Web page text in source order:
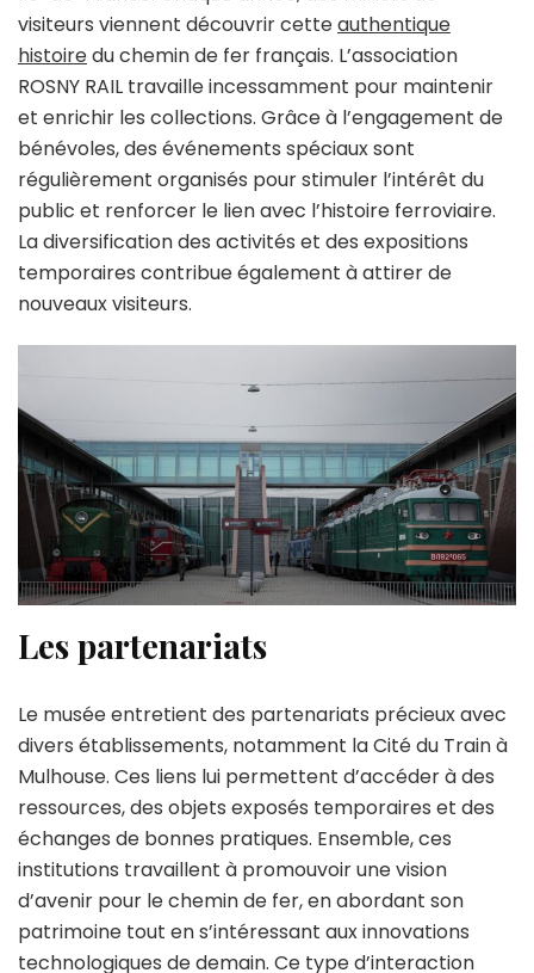
visiteurs viennent découvrir cetteauthentique
histoiredu chemin de fer français. L’association
ROSNY RAIL travaille incessamment pour maintenir
et enrichir les collections. Grâce à l’engagement de
bénévoles, des événements spéciaux sont
régulièrement organisés pour stimuler l’intérêt du
public et renforcer le lien avec l’histoire ferroviaire.
La diversification des activités et des expositions
temporaires contribue également à attirer de
nouveaux visiteurs.
Les partenariats
Le musée entretient des partenariats précieux avec
divers établissements, notamment la Cité du Train à
Mulhouse. Ces liens lui permettent d’accéder à des
ressources, des objets exposés temporaires et des
échanges de bonnes pratiques. Ensemble, ces
institutions travaillent à promouvoir une vision
d’avenir pour le chemin de fer, en abordant son
patrimoine tout en s’intéressant aux innovations
technologiques de demain. Ce type d’interaction